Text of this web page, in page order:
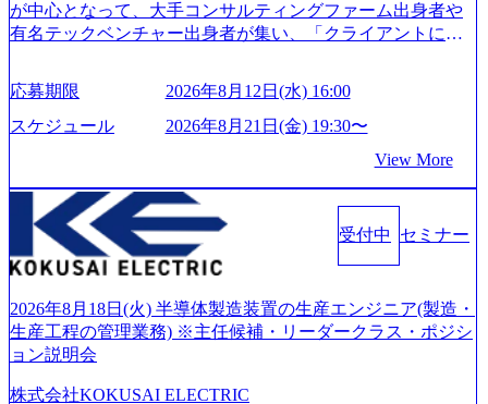
が中心となって、大手コンサルティングファーム出身者や
有名テックベンチャー出身者が集い、「クライアントにと
い」という想いの下で立ち上げた新鋭ファーム テクノロジ
ーがビジネスの成功に大きな影響力を持つDX時代におい
て、20年以上にわたってFintech業界を中心に最先端テクノ
つ、あらゆる業種・業界のクライアントの企業価値の最大
化を支援するために、戦略策定、組織改革、人材育成、業
務改善、実行支援などのコンサルティングサービスを一気
通貫で提供するのが特徴（いわゆる総合コンサルティング
ファーム） 社名の由来は”DXエリアにSpir（槍）を指して
ていく”という位置づけ 一昔前は金融が強い企業として認知
されていたが、現在金融の売上割合は全体の3割。現在はTo
C事業を始め、パブリック、製造業、通信、エンタメ、教
はあるが、社員の興味のある分野やスキルを活用したいな
応募期限
2026年8月12日(水) 16:00
スケジュール
2026年8月21日(金) 19:30〜
View More
受付中 セミナー
2026年8月18日(火) 半導体製造装置の生産エンジニア(製造・
生産工程の管理業務) ※主任候補・リーダークラス・ポジシ
ョン説明会
株式会社KOKUSAI ELECTRIC